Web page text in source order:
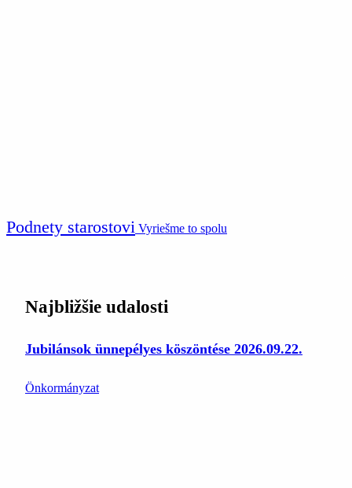
Podnety starostovi Vyriešme to spolu
Najbližšie udalosti
Jubilánsok ünnepélyes köszöntése 2026.09.22.
Önkormányzat